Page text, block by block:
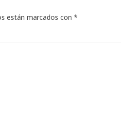
están marcados con *